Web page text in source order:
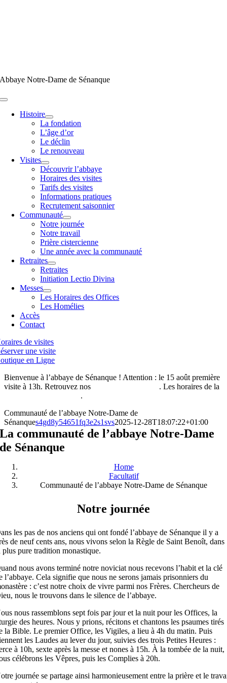
Abbaye Notre-Dame de Sénanque
Toggle
NavigationHistoire
La fondation
L’âge d’or
Le déclin
Le renouveau
Visites
Découvrir l’abbaye
Horaires des visites
Tarifs des visites
Informations pratiques
Recrutement saisonnier
Communauté
Notre journée
Notre travail
Prière cistercienne
Une année avec la communauté
Retraites
Retraites
Initiation Lectio Divina
Messes
Les Horaires des Offices
Les Homélies
Accès
Contact
de visites
une visite
en Ligne
Bienvenue à l’abbaye de Sénanque ! Attention : le 15 août première
visite à 13h. Retrouvez nos
. Les horaires de la
.
Communauté de l’abbaye Notre-Dame de
Sénanques4gd8y54651fq3e2s1svs2025-12-28T18:07:22+01:00
La communauté de l’abbaye Notre-Dame
de Sénanque
Home
Facultatif
Communauté de l’abbaye Notre-Dame de Sénanque
Notre journée
les pas de nos anciens qui ont fondé l’abbaye de Sénanque il y a
de neuf cents ans, nous vivons selon la Règle de Saint Benoît, dans
plus pure tradition monastique.
nous avons terminé notre noviciat nous recevons l’habit et la clé
l’abbaye. Cela signifie que nous ne serons jamais prisonniers du
: c’est notre choix de vivre parmi nos Frères. Chercheurs de
nous le trouvons dans le silence de l’abbaye.
nous rassemblons sept fois par jour et la nuit pour les Offices, la
des heures. Nous y prions, récitons et chantons les psaumes tirés
la Bible. Le premier Office, les Vigiles, a lieu à 4h du matin. Puis
les Laudes au lever du jour, suivies des trois Petites Heures :
à 10h, sexte après la messe et nones à 15h. À la tombée de la nuit,
célébrons les Vêpres, puis les Complies à 20h.
journée se partage ainsi harmonieusement entre la prière et le